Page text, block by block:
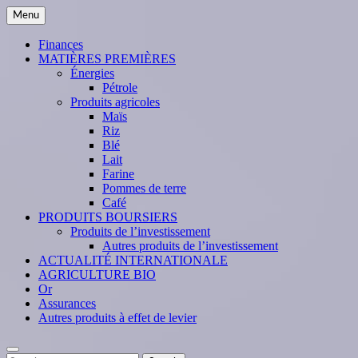
Skip
to
content
Menu
Finances
MATIÈRES PREMIÈRES
Énergies
Pétrole
Produits agricoles
Maïs
Riz
Blé
Lait
Farine
Pommes de terre
Café
PRODUITS BOURSIERS
Produits de l’investissement
Autres produits de l’investissement
ACTUALITÉ INTERNATIONALE
AGRICULTURE BIO
Or
Assurances
Autres produits à effet de levier
Search